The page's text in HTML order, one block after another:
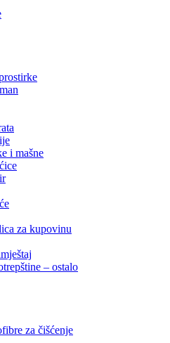
i mašne
za kupovinu
– ostalo
za čišćenje